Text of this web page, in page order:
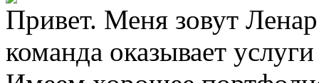
Привет. Меня зовут
команда оказывает